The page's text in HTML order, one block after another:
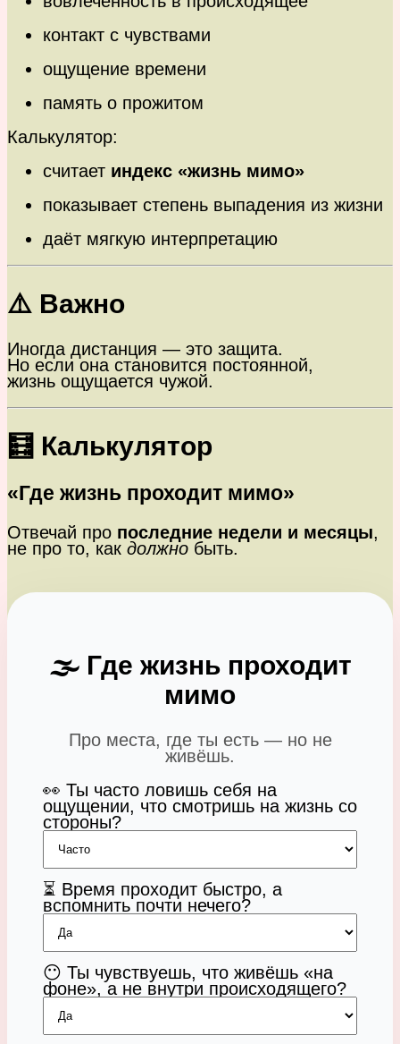
контакт с чувствами
ощущение времени
память о прожитом
Калькулятор:
считает индекс «жизнь мимо»
показывает степень выпадения из жизни
даёт мягкую интерпретацию
⚠️ Важно
Иногда дистанция — это защита.
Но если она становится постоянной,
жизнь ощущается чужой.
🧮 Калькулятор
«Где жизнь проходит мимо»
Отвечай про последние недели и месяцы,
не про то, как должно быть.
🌫️ Где жизнь проходит
мимо
Про места, где ты есть — но не
живёшь.
👀 Ты часто ловишь себя на
ощущении, что смотришь на жизнь со
стороны?
⏳ Время проходит быстро, а
вспомнить почти нечего?
😶 Ты чувствуешь, что живёшь «на
фоне», а не внутри происходящего?